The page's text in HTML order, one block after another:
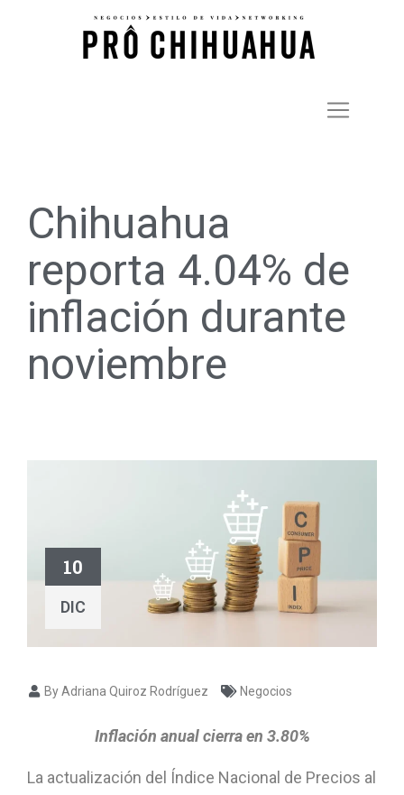
Chihuahua
reporta 4.04% de
inflación durante
noviembre
10
DIC
By Adriana Quiroz Rodríguez Negocios
Inflación anual cierra en 3.80%
La actualización del Índice Nacional de Precios al